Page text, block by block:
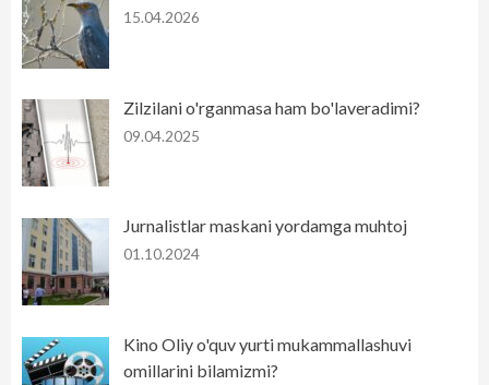
15.04.2026
Zilzilani o'rganmasa ham bo'laveradimi?
09.04.2025
Jurnalistlar maskani yordamga muhtoj
01.10.2024
Kino Oliy o'quv yurti mukammallashuvi
omillarini bilamizmi?